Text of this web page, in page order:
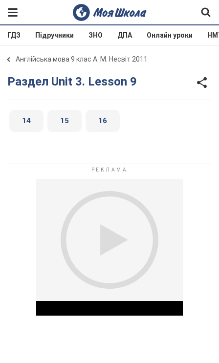
ГДЗ Підручники ЗНО ДПА Онлайн уроки
Англійська мова 9 клас А. М. Несвіт 2011
Раздел Unit 3. Lesson 9
14 15 16